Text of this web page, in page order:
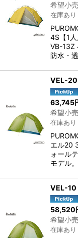
希望小
在庫あり
4S【1
VB-13Z
防水・
VEL-20
63,745
希望小
在庫あり
エル20
ォール
モデル
VEL-10
58,520
希望小
在庫あり